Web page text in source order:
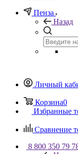
Пенза
Назад
Личный
Корзина0
Избранные
Сравнение
8 800 350 79